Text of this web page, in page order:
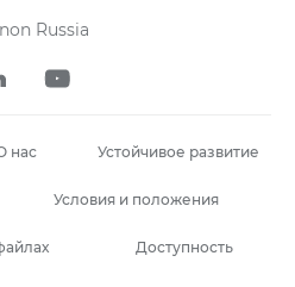
Russia

нас Устойчивое развитие
Условия и положения
Доступность